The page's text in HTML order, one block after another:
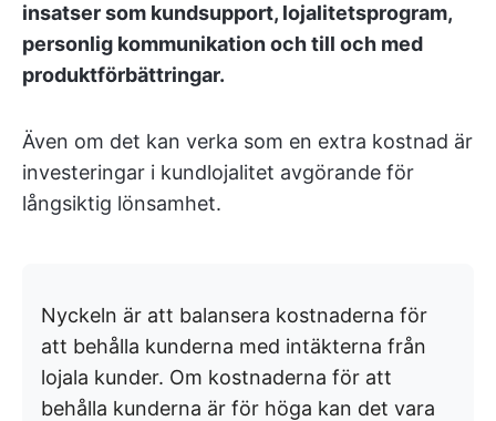
insatser som kundsupport, lojalitetsprogram,
personlig kommunikation och till och med
produktförbättringar.
Även om det kan verka som en extra kostnad är
investeringar i kundlojalitet avgörande för
långsiktig lönsamhet.
Nyckeln är att balansera kostnaderna för
att behålla kunderna med intäkterna från
lojala kunder. Om kostnaderna för att
behålla kunderna är för höga kan det vara